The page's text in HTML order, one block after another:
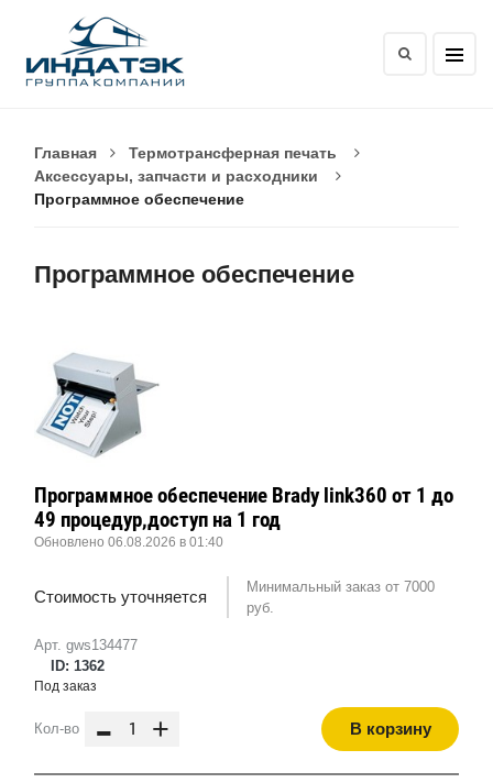
Главная
Термотрансферная печать
Аксессуары, запчасти и расходники
Программное обеспечение
Программное обеспечение
Арт. gws134477
ID: 1362
Программное обеспечение Brady link360 от 1 до
49 процедур,доступ на 1 год
Обновлено 06.08.2026 в 01:40
Стоимость уточняется
Минимальный заказ от 7000
руб.
Под заказ
Кол-во - + В корзину